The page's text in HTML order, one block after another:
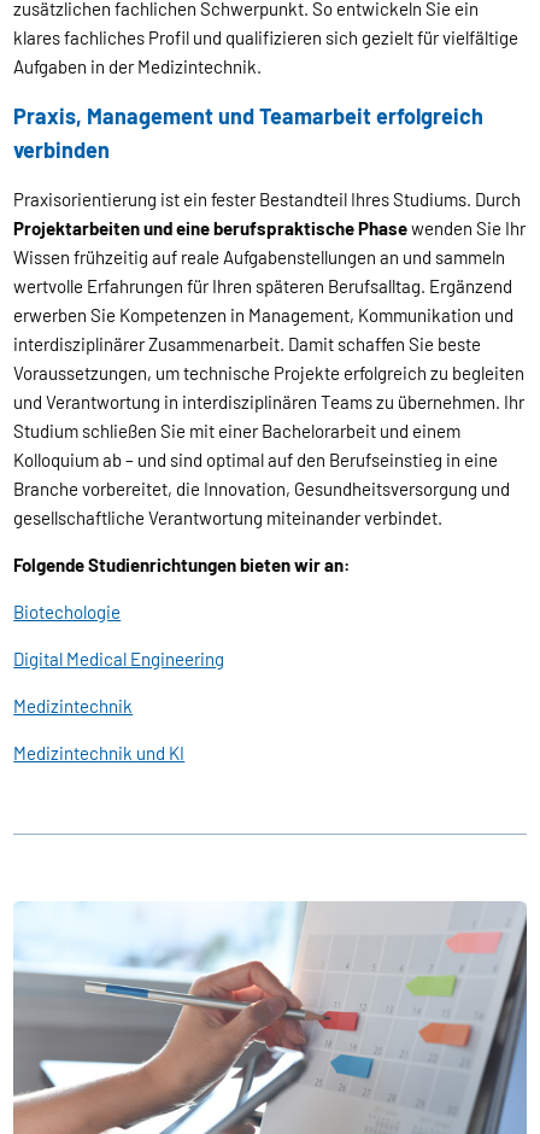
zusätzlichen fachlichen Schwerpunkt. So entwickeln Sie ein
klares fachliches Profil und qualifizieren sich gezielt für vielfältige
Aufgaben in der Medizintechnik.
Praxis, Management und Teamarbeit erfolgreich
verbinden
Praxisorientierung ist ein fester Bestandteil Ihres Studiums. Durch
Projektarbeiten und eine berufspraktische Phasewenden Sie Ihr
Wissen frühzeitig auf reale Aufgabenstellungen an und sammeln
wertvolle Erfahrungen für Ihren späteren Berufsalltag. Ergänzend
erwerben Sie Kompetenzen in Management, Kommunikation und
interdisziplinärer Zusammenarbeit. Damit schaffen Sie beste
Voraussetzungen, um technische Projekte erfolgreich zu begleiten
und Verantwortung in interdisziplinären Teams zu übernehmen. Ihr
Studium schließen Sie mit einer Bachelorarbeit und einem
Kolloquium ab – und sind optimal auf den Berufseinstieg in eine
Branche vorbereitet, die Innovation, Gesundheitsversorgung und
gesellschaftliche Verantwortung miteinander verbindet.
Folgende Studienrichtungen bieten wir an:
Biotechologie
Digital Medical Engineering
Medizintechnik
Medizintechnik und KI